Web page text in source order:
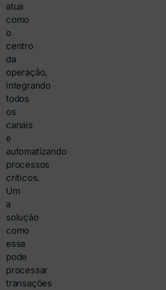
atua
como
o
centro
da
operação,
integrando
todos
os
canais
e
automatizando
processos
críticos.
Um
a
solução
como
essa
pode
processar
transações